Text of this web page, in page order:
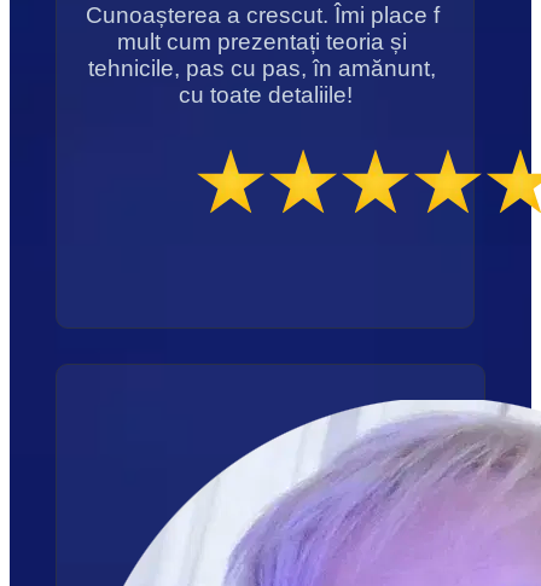
Cunoașterea a crescut. Îmi place f
mult cum prezentați teoria și
tehnicile, pas cu pas, în amănunt,
cu toate detaliile!